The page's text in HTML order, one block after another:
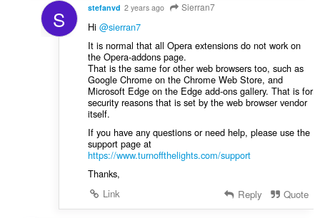
S stefanvd 2 years ago Sierran7
Hi @sierran7
It is normal that all Opera extensions do not work on
the Opera-addons page.
That is the same for other web browsers too, such as
Google Chrome on the Chrome Web Store, and
Microsoft Edge on the Edge add-ons gallery. That is for
security reasons that is set by the web browser vendor
itself.
If you have any questions or need help, please use the
support page at
https://www.turnoffthelights.com/support
Thanks,
Link
Reply Quote